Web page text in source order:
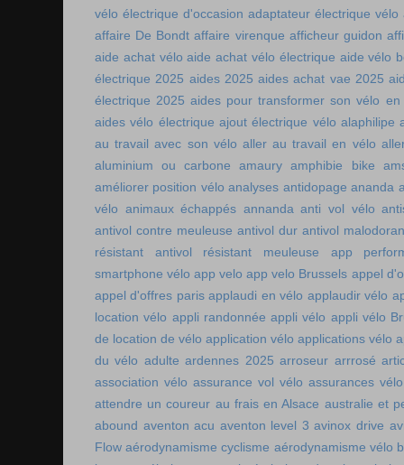
vélo électrique d'occasion adaptateur électrique vélo
affaire De Bondt affaire virenque afficheur guidon
aide achat vélo aide achat vélo électrique aide vélo
électrique 2025 aides 2025 aides achat vae 2025
électrique 2025 aides pour transformer son vélo en
aides vélo électrique ajout électrique vélo alaphilipe
au travail avec son vélo aller au travail en vélo
aluminium ou carbone
amaury amphibie bike
améliorer position vélo analyses antidopage ananda
vélo animaux échappés annanda anti vol vélo
antivol contre meuleuse antivol dur antivol
résistant
antivol résistant meuleuse
app
smartphone vélo app velo app velo Brussels appel
appel d'offres paris applaudi en vélo applaudir vélo
location vélo appli randonnée appli vélo appli vélo
de location de vélo application vélo applications vélo
du vélo adulte ardennes 2025 arroseur arrrosé
association vélo assurance vol vélo assurances vélo
attendre un coureur au frais en Alsace australie et
abound aventon acu aventon level 3 avinox drive
Flow aérodynamisme cyclisme aérodynamisme vélo